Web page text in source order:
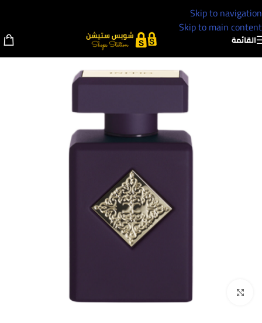
Skip to navigation
Skip to main content
القائمة